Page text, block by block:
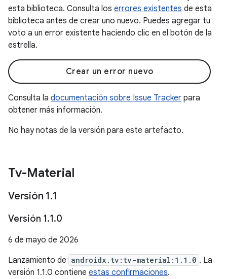
esta biblioteca. Consulta los errores existentes de esta
biblioteca antes de crear uno nuevo. Puedes agregar tu
voto a un error existente haciendo clic en el botón de la
estrella.
Crear un error nuevo
Consulta la documentación sobre Issue Tracker para
obtener más información.
No hay notas de la versión para este artefacto.
Tv-Material
Versión 1.1
Versión 1.1.0
6 de mayo de 2026
Lanzamiento de androidx.tv:tv-material:1.1.0 . La
versión 1.1.0 contiene estas confirmaciones.